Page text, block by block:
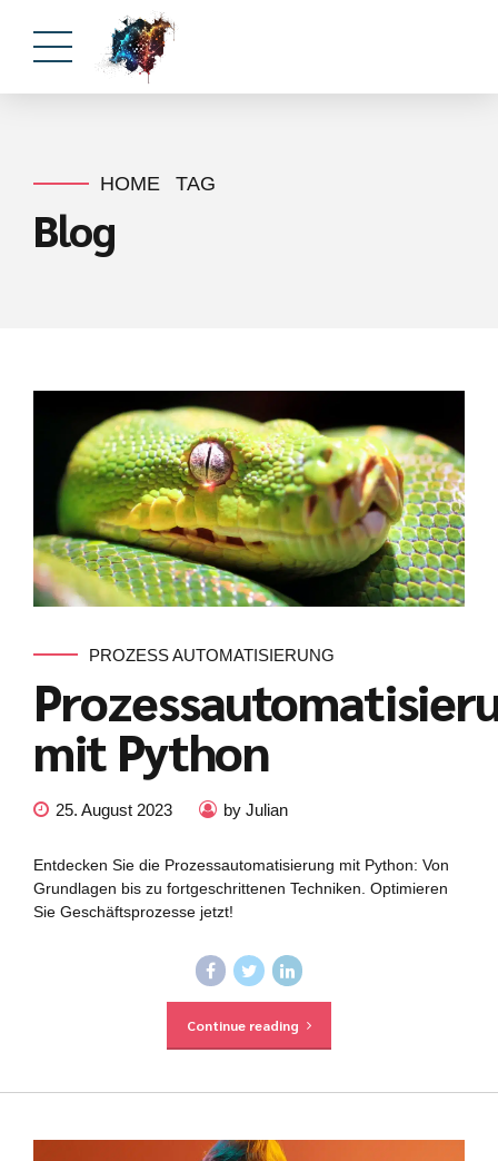
HOME TAG
Blog
PROZESS AUTOMATISIERUNG
mit Python
25. August 2023 by Julian
Entdecken Sie die Prozessautomatisierung mit Python: Von
Grundlagen bis zu fortgeschrittenen Techniken. Optimieren
Sie Geschäftsprozesse jetzt!
Continue reading